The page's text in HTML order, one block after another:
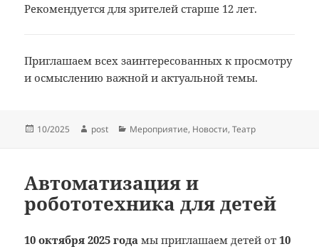
Рекомендуется для зрителей старше 12 лет.
Приглашаем всех заинтересованных к просмотру
и осмыслению важной и актуальной темы.
Опубликовано
10/2025 Автор
post Рубрики
Мероприятие, Новости,Театр
Автоматизация и
робототехника для детей
10 октября 2025 года мы приглашаем детей от10